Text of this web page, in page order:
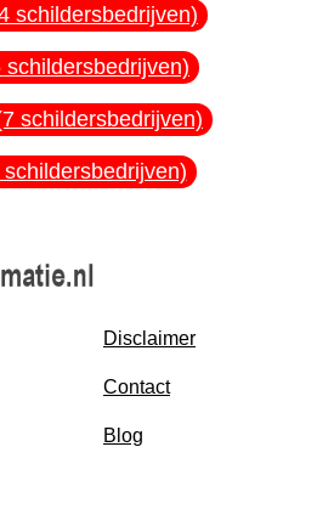
schildersbedrijven)
schildersbedrijven)
schildersbedrijven)
Disclaimer
Contact
Blog